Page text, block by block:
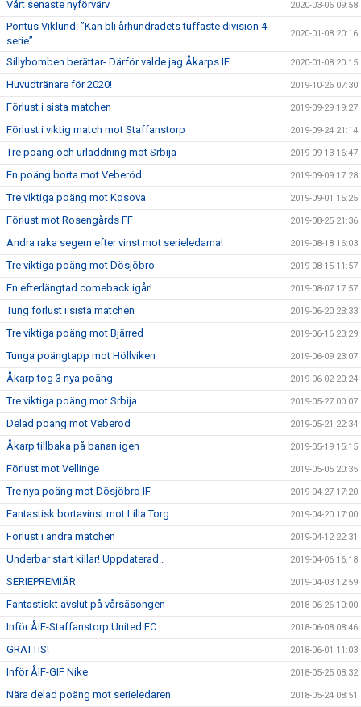
Vårt senaste nyförvärv 2020-03-06 09:58
Pontus Viklund: ”Kan bli århundradets tuffaste division 4-
serie”
2020-01-08 20:16
Sillybomben berättar- Därför valde jag Åkarps IF 2020-01-08 20:15
Huvudtränare för 2020! 2019-10-26 07:30
Förlust i sista matchen 2019-09-29 19:27
Förlust i viktig match mot Staffanstorp 2019-09-24 21:14
Tre poäng och urladdning mot Srbija 2019-09-13 16:47
En poäng borta mot Veberöd 2019-09-09 17:28
Tre viktiga poäng mot Kosova 2019-09-01 15:25
Förlust mot Rosengårds FF 2019-08-25 21:36
Andra raka segern efter vinst mot serieledarna! 2019-08-18 16:03
Tre viktiga poäng mot Dösjöbro 2019-08-15 11:57
En efterlängtad comeback igår! 2019-08-07 17:57
Tung förlust i sista matchen 2019-06-20 23:33
Tre viktiga poäng mot Bjärred 2019-06-16 23:29
Tunga poängtapp mot Höllviken 2019-06-09 23:07
Åkarp tog 3 nya poäng 2019-06-02 20:24
Tre viktiga poäng mot Srbija 2019-05-27 00:07
Delad poäng mot Veberöd 2019-05-21 22:34
Åkarp tillbaka på banan igen 2019-05-19 15:15
Förlust mot Vellinge 2019-05-05 20:35
Tre nya poäng mot Dösjöbro IF 2019-04-27 17:20
Fantastisk bortavinst mot Lilla Torg 2019-04-20 17:00
Förlust i andra matchen 2019-04-12 22:31
Underbar start killar! Uppdaterad.. 2019-04-06 16:18
SERIEPREMIÄR 2019-04-03 12:59
Fantastiskt avslut på vårsäsongen 2018-06-26 10:00
Inför ÅIF-Staffanstorp United FC 2018-06-08 08:46
GRATTIS! 2018-06-01 11:03
Inför ÅIF-GIF Nike 2018-05-25 08:32
Nära delad poäng mot serieledaren 2018-05-24 08:51